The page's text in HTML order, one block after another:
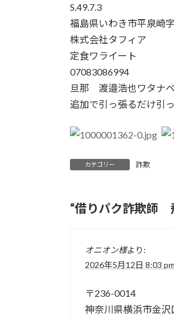
S.49.7.3
福島県いわき市平泉崎
株式会社タフィア
定食ワライート
07083086994
旦那 渡邉浩也ワタナ
追加で引っ張るだけ引
カテゴリー 詐欺
“借りパク詐欺師
オニオン様より:
2026年5月12日 8:03 pm
〒236-0014
神奈川県横浜市金沢